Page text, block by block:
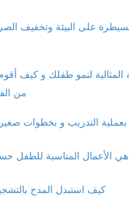
على البيئة وتخفيف
لنمو طفلك و كيف أقوم
من
بعملية التدريب و بخطوات صغيرة
هي الأعمال المناسبة للطفل
كيف استبدل المدح بالتشجيع